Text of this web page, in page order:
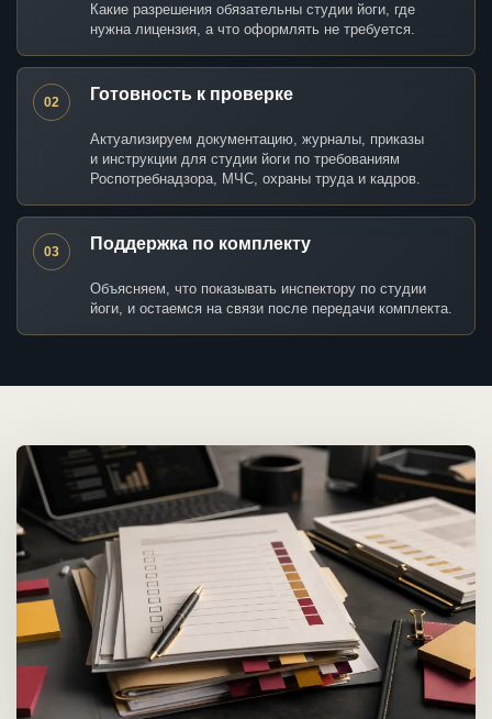
Какие разрешения обязательны студии йоги, где
нужна лицензия, а что оформлять не требуется.
02 Готовность к проверке
Актуализируем документацию, журналы, приказы
и инструкции для студии йоги по требованиям
Роспотребнадзора, МЧС, охраны труда и кадров.
03 Поддержка по комплекту
Объясняем, что показывать инспектору по студии
йоги, и остаемся на связи после передачи комплекта.